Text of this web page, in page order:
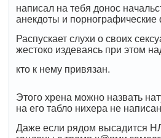
написал на тебя донос
анекдоты и
Распускает слухи о своих
жестоко издеваясь при этом
кто к нему привязан.
Этого хрена можно назвать
на его табло нихера не
Даже если рядом высадится